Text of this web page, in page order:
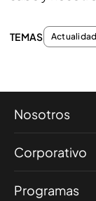
TEMAS Actualidad
Nosotros
Corporativo
Programas